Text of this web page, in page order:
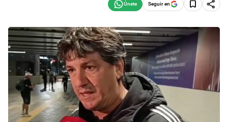
Seguir en